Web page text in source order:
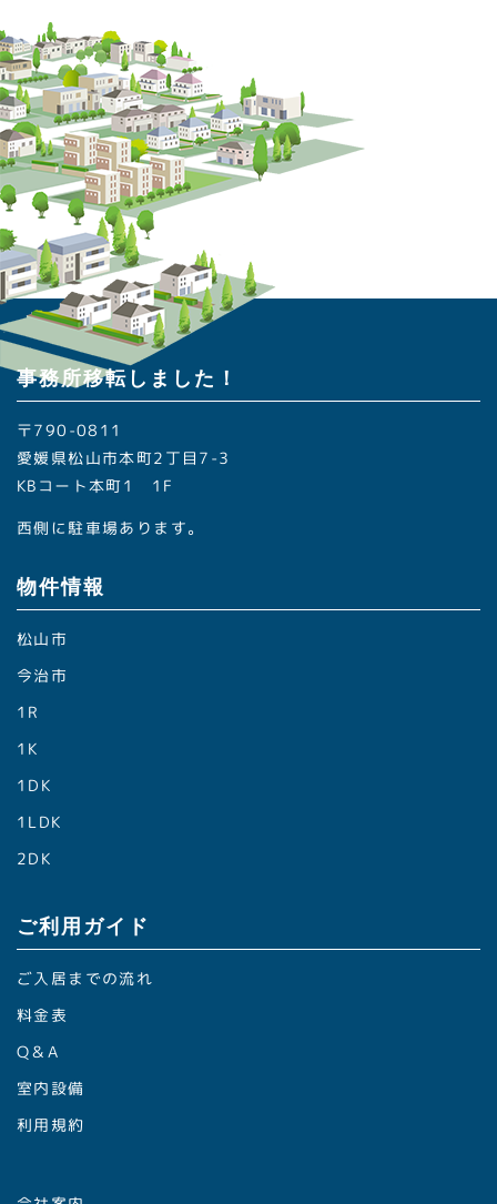
事務所移転しました！
〒790-0811
愛媛県松山市本町2丁目7-3
KBコート本町1 1F
西側に駐車場あります。
物件情報
松山市
今治市
1R
1K
1DK
1LDK
2DK
ご利用ガイド
ご入居までの流れ
料金表
Q＆A
室内設備
利用規約